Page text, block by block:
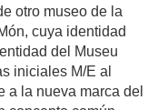
otro museo de la
cuya identidad
del Museu
iniciales M/E al
a la nueva marca del